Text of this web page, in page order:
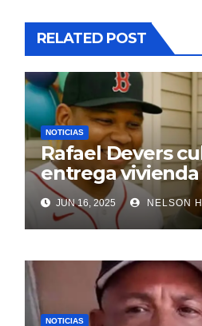
RELATED POST
NOTICIAS
Rafael Devers
entrega vivienda
exentrenador en
JUN 16, 2025 NELSON
NOTICIAS